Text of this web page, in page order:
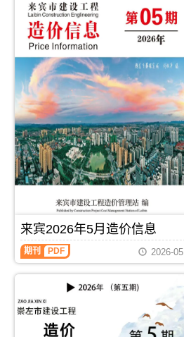
陆
川
县、
兴
县、
容
县、
博
白
县、
北
流
县.，
玉
林
价
信
息
期
设
程
价
息
网
发
布，
用
于
桂
林
工
图
预
算
编
制，
于
桂
造
信
（河
池
建
设
工
程
造
价
信
由
河
池
市
建
工
程
来宾2026年5月造价信息
期刊 PDF 2026-05